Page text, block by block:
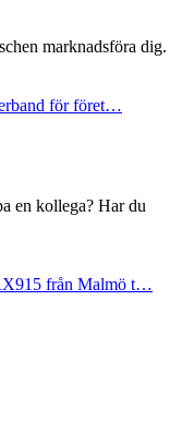
marknadsföra dig.
för föret…
en kollega? Har du
från Malmö t…